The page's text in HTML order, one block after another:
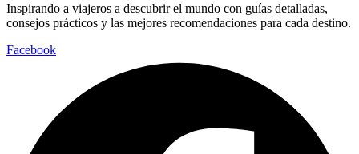
Inspirando a viajeros a descubrir el mundo con guías detalladas,
consejos prácticos y las mejores recomendaciones para cada destino.
Facebook